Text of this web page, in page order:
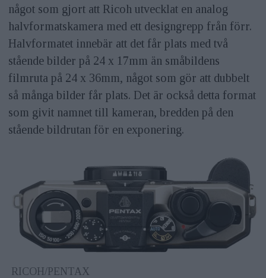
något som gjort att Ricoh utvecklat en analog
halvformatskamera med ett designgrepp från förr.
Halvformatet innebär att det får plats med två
stående bilder på 24 x 17mm än småbildens
filmruta på 24 x 36mm, något som gör att dubbelt
så många bilder får plats. Det är också detta format
som givit namnet till kameran, bredden på den
stående bildrutan för en exponering.
RICOH/PENTAX